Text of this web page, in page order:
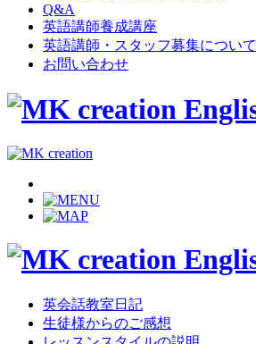
Q&A
英語講師養成講座
英語講師・スタッフ募集について
お問い合わせ
英会話教室日記
生徒様からのご感想